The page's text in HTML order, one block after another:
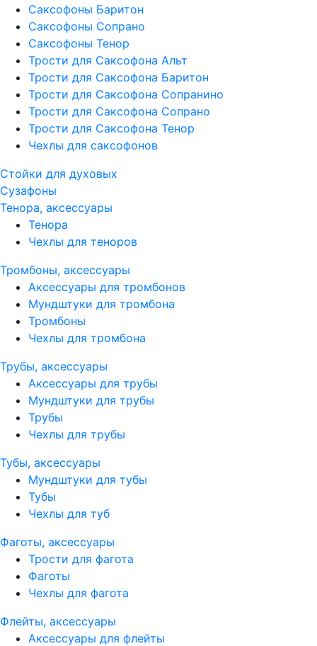
Саксофоны Баритон
Саксофоны Сопрано
Саксофоны Тенор
Трости для Саксофона Альт
Трости для Саксофона Баритон
Трости для Саксофона Сопранино
Трости для Саксофона Сопрано
Трости для Саксофона Тенор
Чехлы для саксофонов
Стойки для духовых
Сузафоны
Тенора, аксессуары
Тенора
Чехлы для теноров
Тромбоны, аксессуары
Аксессуары для тромбонов
Мундштуки для тромбона
Тромбоны
Чехлы для тромбона
Трубы, аксессуары
Аксессуары для трубы
Мундштуки для трубы
Трубы
Чехлы для трубы
Тубы, аксессуары
Мундштуки для тубы
Тубы
Чехлы для туб
Фаготы, аксессуары
Трости для фагота
Фаготы
Чехлы для фагота
Флейты, аксессуары
Аксессуары для флейты